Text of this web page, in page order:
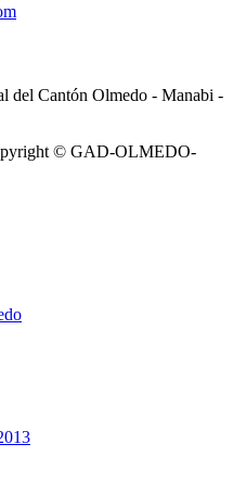
del Cantón Olmedo - Manabi -
© GAD-OLMEDO-